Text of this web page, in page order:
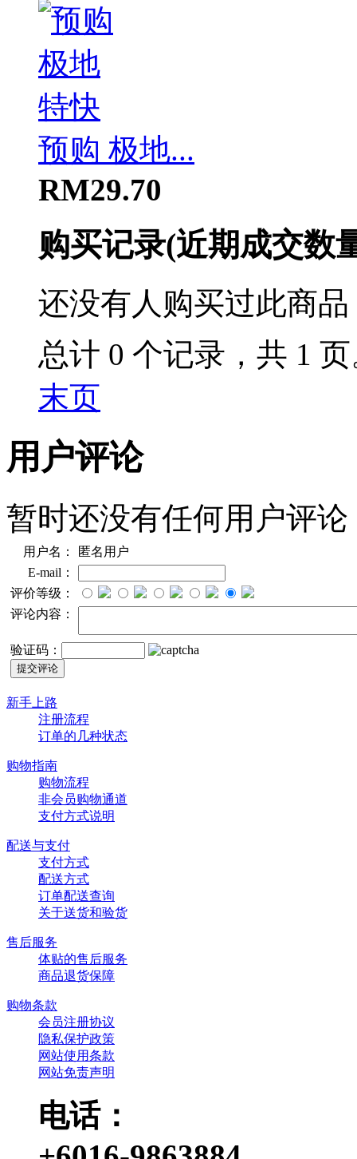
预购 极地...
RM29.70
购买记录(近期成交数
还没有人购买过此商品
总计 0 个记录，共 1
末页
用户评论
暂时还没有任何用户评论
用户名：
匿名用户
E-mail：
评价等级：
评论内容：
验证码：
新手上路
注册流程
订单的几种状态
购物指南
购物流程
非会员购物通道
支付方式说明
配送与支付
支付方式
配送方式
订单配送查询
关于送货和验货
售后服务
体贴的售后服务
商品退货保障
购物条款
会员注册协议
隐私保护政策
网站使用条款
网站免责声明
电话：